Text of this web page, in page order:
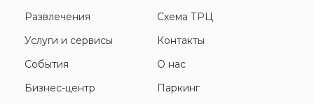
Развлечения
Услуги и сервисы
События
Бизнес-центр
Схема ТРЦ
Контакты
О нас
Паркинг